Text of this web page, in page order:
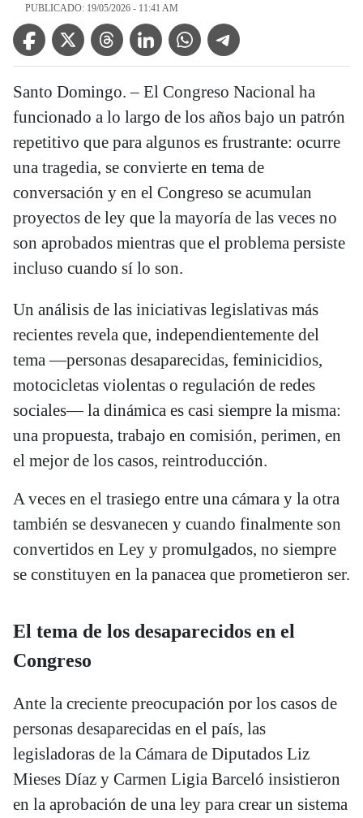
PUBLICADO: 19/05/2026 - 11:41 AM
Facebook IconTwitter IconThreads IconLinkedin IconWhatsApp IconTelegram Icon
Santo Domingo. – El Congreso Nacional ha
funcionado a lo largo de los años bajo un patrón
repetitivo que para algunos es frustrante: ocurre
una tragedia, se convierte en tema de
conversación y en el Congreso se acumulan
proyectos de ley que la mayoría de las veces no
son aprobados mientras que el problema persiste
incluso cuando sí lo son.
Un análisis de las iniciativas legislativas más
recientes revela que, independientemente del
tema —personas desaparecidas, feminicidios,
motocicletas violentas o regulación de redes
sociales— la dinámica es casi siempre la misma:
una propuesta, trabajo en comisión, perimen, en
el mejor de los casos, reintroducción.
A veces en el trasiego entre una cámara y la otra
también se desvanecen y cuando finalmente son
convertidos en Ley y promulgados, no siempre
se constituyen en la panacea que prometieron ser.
El tema de los desaparecidos en el
Congreso
Ante la creciente preocupación por los casos de
personas desaparecidas en el país, las
legisladoras de la Cámara de Diputados Liz
Mieses Díaz y Carmen Ligia Barceló insistieron
en la aprobación de una ley para crear un sistema